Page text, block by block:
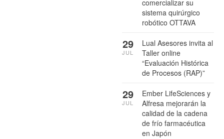
comercializar su
sistema quirúrgico
robótico OTTAVA
Lual Asesores invita al
Taller online
“Evaluación Histórica
de Procesos (RAP)”
29
JUL
Ember LifeSciences y
Alfresa mejorarán la
calidad de la cadena
de frío farmacéutica
en Japón
29
JUL